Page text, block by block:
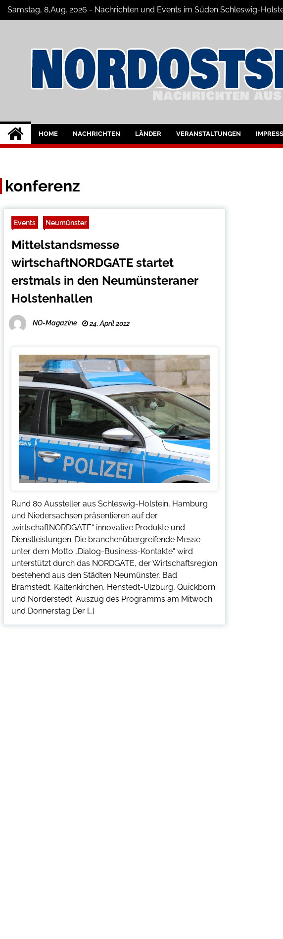
SkipSamstag, 8,Aug. 2026 - Nachrichten und Events im Süden Schleswig-
Nord-Ostsee-Magazine
Der Blog der Nord-Ostsee Magazine
HOME NACHRICHTEN LÄNDER VERANSTALTUNGEN
konferenz
Events Neumünster
Mittelstandsmesse
wirtschaftNORDGATE startet
erstmals in den Neumünsteraner
Holstenhallen
NO-Magazine 24. April 2012
Rund 80 Aussteller aus Schleswig-Holstein, Hamburg
und Niedersachsen präsentieren auf der
„wirtschaftNORDGATE“ innovative Produkte und
Dienstleistungen. Die branchenübergreifende Messe
unter dem Motto „Dialog-Business-Kontakte“ wird
unterstützt durch das NORDGATE, der Wirtschaftsregion
bestehend aus den Städten Neumünster, Bad
Bramstedt, Kaltenkirchen, Henstedt-Ulzburg, Quickborn
und Norderstedt. Auszug des Programms am Mitwoch
und Donnerstag Der […]